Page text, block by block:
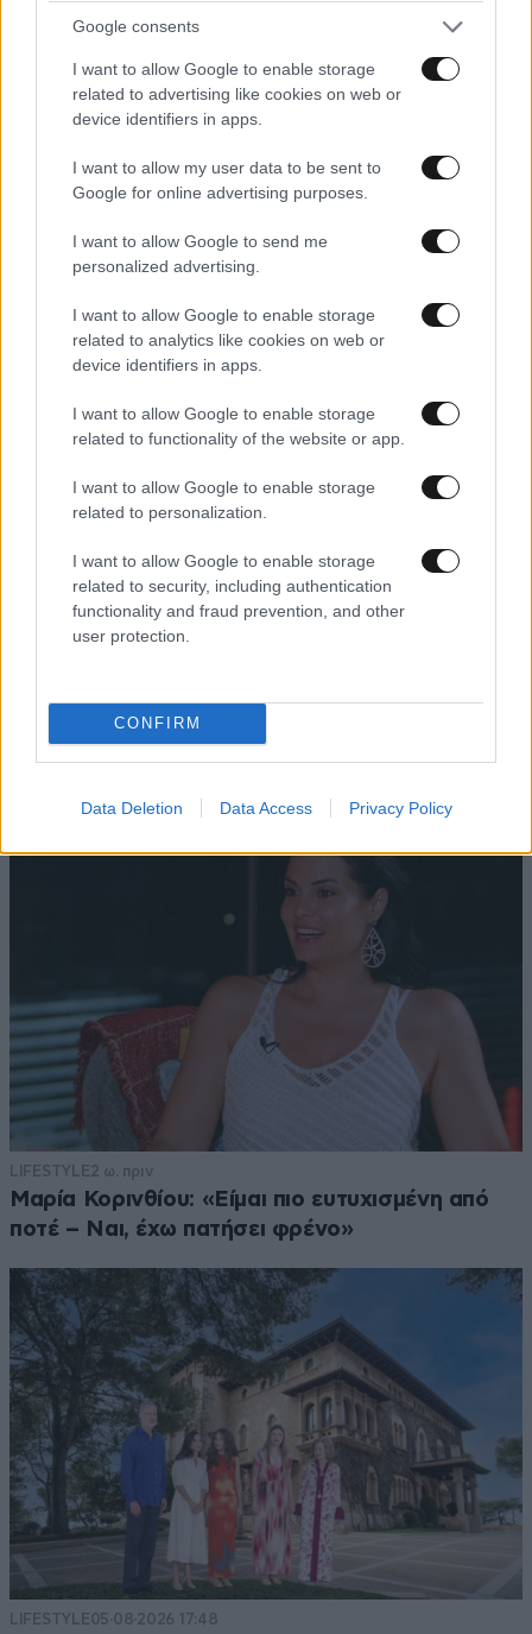
Google consents
I want to allow Google to enable storage
related to advertising like cookies on web or
device identifiers in apps.
I want to allow my user data to be sent to
Google for online advertising purposes.
I want to allow Google to send me
personalized advertising.
I want to allow Google to enable storage
related to analytics like cookies on web or
device identifiers in apps.
I want to allow Google to enable storage
related to functionality of the website or app.
I want to allow Google to enable storage
related to personalization.
I want to allow Google to enable storage
related to security, including authentication
functionality and fraud prevention, and other
user protection.
CONFIRM
Data Deletion Data Access Privacy Policy
ΕΛΛΑΔΑ05·08·2026 21:24
μετακομίσουμε»: Απαρηγόρητη η οικογένεια
από τη Βρετανία που είδε το όνειρο ζωής να
γίνεται στάχτη
LIFESTYLE2 ω. πριν
Μαρία Κορινθίου: «Είμαι πιο ευτυχισμένη από
ποτέ – Ναι, έχω πατήσει φρένο»
LIFESTYLE05·08·2026 17:48